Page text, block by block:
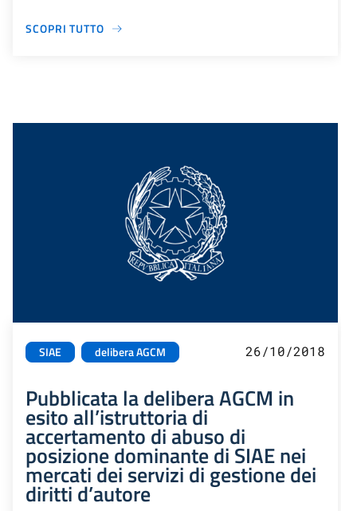
SCOPRI TUTTO
SIAE delibera AGCM 26/10/2018
Pubblicata la delibera AGCM in
esito all’istruttoria di
accertamento di abuso di
posizione dominante di SIAE nei
mercati dei servizi di gestione dei
diritti d’autore